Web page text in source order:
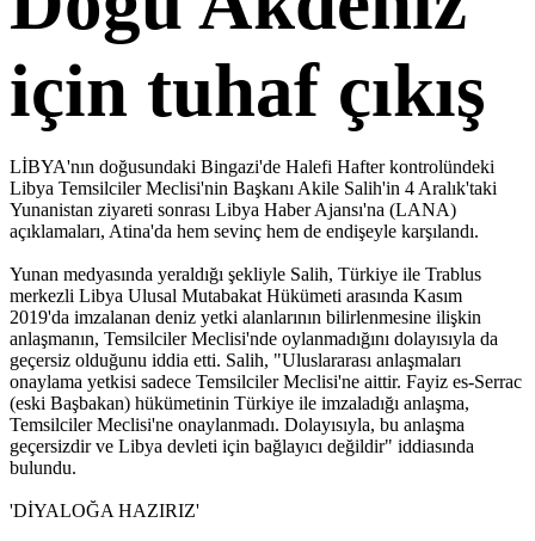
için tuhaf çıkış
LİBYA'nın doğusundaki Bingazi'de Halefi Hafter kontrolündeki
Libya Temsilciler Meclisi'nin Başkanı Akile Salih'in 4 Aralık'taki
Yunanistan ziyareti sonrası Libya Haber Ajansı'na (LANA)
açıklamaları, Atina'da hem sevinç hem de endişeyle karşılandı.
Yunan medyasında yeraldığı şekliyle Salih, Türkiye ile Trablus
merkezli Libya Ulusal Mutabakat Hükümeti arasında Kasım
2019'da imzalanan deniz yetki alanlarının bilirlenmesine ilişkin
anlaşmanın, Temsilciler Meclisi'nde oylanmadığını dolayısıyla da
geçersiz olduğunu iddia etti. Salih, "Uluslararası anlaşmaları
onaylama yetkisi sadece Temsilciler Meclisi'ne aittir. Fayiz es-Serrac
(eski Başbakan) hükümetinin Türkiye ile imzaladığı anlaşma,
Temsilciler Meclisi'ne onaylanmadı. Dolayısıyla, bu anlaşma
geçersizdir ve Libya devleti için bağlayıcı değildir" iddiasında
bulundu.
'DİYALOĞA HAZIRIZ'